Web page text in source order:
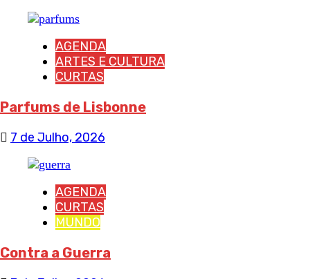
AGENDA
ARTES E CULTURA
CURTAS
Parfums de Lisbonne
7 de Julho, 2026
AGENDA
CURTAS
MUNDO
Contra a Guerra